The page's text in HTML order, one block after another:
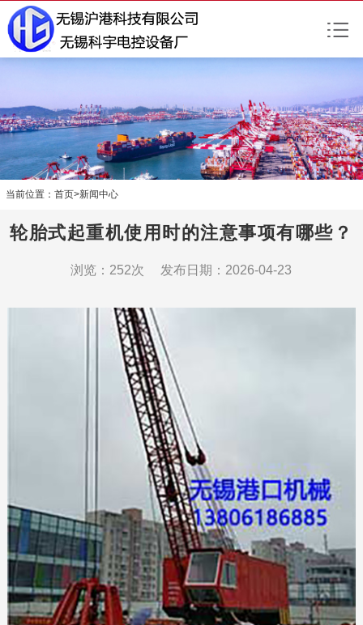
当前位置： 首页>新闻中心
轮胎式起重机使用时的注意事项有哪些？
浏览：252次 发布日期：2026-04-23